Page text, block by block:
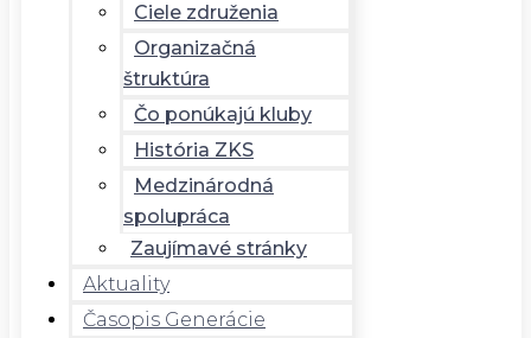
Ciele združenia
Organizačná
štruktúra
Čo ponúkajú kluby
História ZKS
Medzinárodná
spolupráca
Zaujímavé stránky
Aktuality
Časopis Generácie